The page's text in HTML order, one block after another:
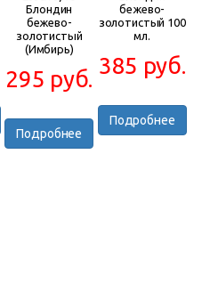
Блондин
бежево-
золотистый
(Имбирь)
295 руб.
Подробнее
бежево-
золотистый 100
мл.
385 руб.
Подробнее